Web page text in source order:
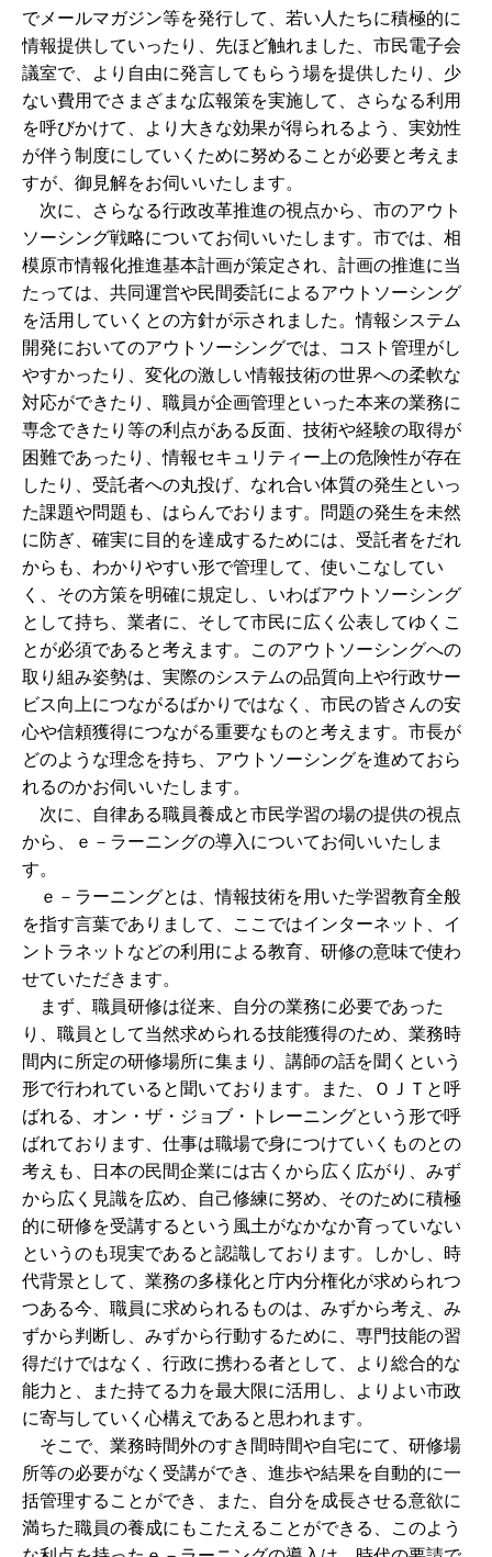
でメールマガジン等を発行して、若い人たちに積極的に
情報提供していったり、先ほど触れました、市民電子会
議室で、より自由に発言してもらう場を提供したり、少
ない費用でさまざまな広報策を実施して、さらなる利用
を呼びかけて、より大きな効果が得られるよう、実効性
が伴う制度にしていくために努めることが必要と考えま
すが、御見解をお伺いいたします。
次に、さらなる行政改革推進の視点から、市のアウト
ソーシング戦略についてお伺いいたします。市では、相
模原市情報化推進基本計画が策定され、計画の推進に当
たっては、共同運営や民間委託によるアウトソーシング
を活用していくとの方針が示されました。情報システム
開発においてのアウトソーシングでは、コスト管理がし
やすかったり、変化の激しい情報技術の世界への柔軟な
対応ができたり、職員が企画管理といった本来の業務に
専念できたり等の利点がある反面、技術や経験の取得が
困難であったり、情報セキュリティー上の危険性が存在
したり、受託者への丸投げ、なれ合い体質の発生といっ
た課題や問題も、はらんでおります。問題の発生を未然
に防ぎ、確実に目的を達成するためには、受託者をだれ
からも、わかりやすい形で管理して、使いこなしてい
く、その方策を明確に規定し、いわばアウトソーシング
として持ち、業者に、そして市民に広く公表してゆくこ
とが必須であると考えます。このアウトソーシングへの
取り組み姿勢は、実際のシステムの品質向上や行政サー
ビス向上につながるばかりではなく、市民の皆さんの安
心や信頼獲得につながる重要なものと考えます。市長が
どのような理念を持ち、アウトソーシングを進めておら
れるのかお伺いいたします。
次に、自律ある職員養成と市民学習の場の提供の視点
から、ｅ－ラーニングの導入についてお伺いいたしま
す。
ｅ－ラーニングとは、情報技術を用いた学習教育全般
を指す言葉でありまして、ここではインターネット、イ
ントラネットなどの利用による教育、研修の意味で使わ
せていただきます。
まず、職員研修は従来、自分の業務に必要であった
り、職員として当然求められる技能獲得のため、業務時
間内に所定の研修場所に集まり、講師の話を聞くという
形で行われていると聞いております。また、ＯＪＴと呼
ばれる、オン・ザ・ジョブ・トレーニングという形で呼
ばれております、仕事は職場で身につけていくものとの
考えも、日本の民間企業には古くから広く広がり、みず
から広く見識を広め、自己修練に努め、そのために積極
的に研修を受講するという風土がなかなか育っていない
というのも現実であると認識しております。しかし、時
代背景として、業務の多様化と庁内分権化が求められつ
つある今、職員に求められるものは、みずから考え、み
ずから判断し、みずから行動するために、専門技能の習
得だけではなく、行政に携わる者として、より総合的な
能力と、また持てる力を最大限に活用し、よりよい市政
に寄与していく心構えであると思われます。
そこで、業務時間外のすき間時間や自宅にて、研修場
所等の必要がなく受講ができ、進歩や結果を自動的に一
括管理することができ、また、自分を成長させる意欲に
満ちた職員の養成にもこたえることができる、このよう